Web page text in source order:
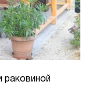
раковиной